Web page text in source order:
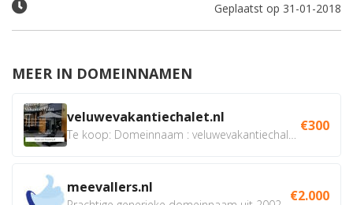
Geplaatst op 31-01-2018
MEER IN DOMEINNAMEN
veluwevakantiechalet.nl €300
meevallers.nl €2.000